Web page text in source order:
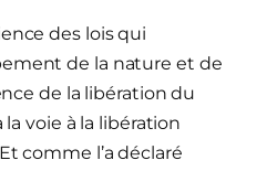
des lois qui
de la nature et de
de la libération du
voie à la libération
comme l’a déclaré